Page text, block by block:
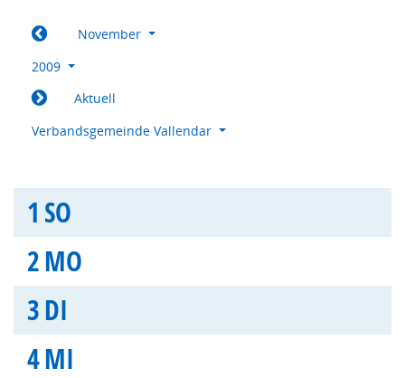
November
2009
Aktuell
Verbandsgemeinde Vallendar
1 SO
2MO
3DI
4MI